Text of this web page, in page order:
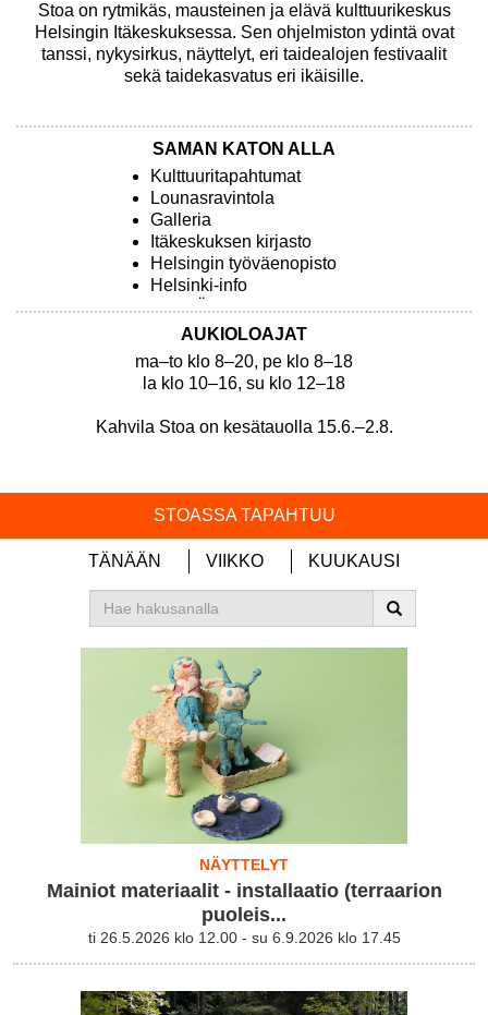
Stoa on rytmikäs, mausteinen ja elävä kulttuurikeskus
Helsingin Itäkeskuksessa. Sen ohjelmiston ydintä ovat
tanssi, nykysirkus, näyttelyt, eri taidealojen festivaalit
sekä taidekasvatus eri ikäisille.
SAMAN KATON ALLA
Kulttuuritapahtumat
Lounasravintola
Galleria
Itäkeskuksen kirjasto
Helsingin työväenopisto
Helsinki-info
Arbis Östra
Nuorten toimintatalo Kipinä
AUKIOLOAJAT
ma–to klo 8–20, pe klo 8–18
la klo 10–16, su klo 12–18
Kahvila Stoa on kesätauolla 15.6.–2.8.
STOASSA TAPAHTUU
TÄNÄÄN VIIKKO KUUKAUSI
NÄYTTELYT
Mainiot materiaalit - installaatio (terraarion
puoleis...
ti 26.5.2026 klo 12.00 - su 6.9.2026 klo 17.45